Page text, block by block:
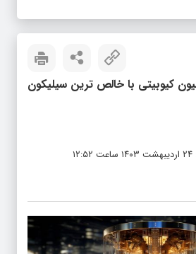
کیوبیتی با خالص ترین سیلیکون